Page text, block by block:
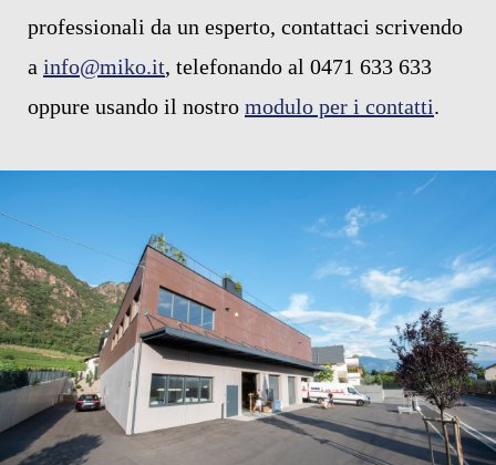
professionali da un esperto, contattaci scrivendo
a info@miko.it, telefonando al 0471 633 633
oppure usando il nostro modulo per i contatti.